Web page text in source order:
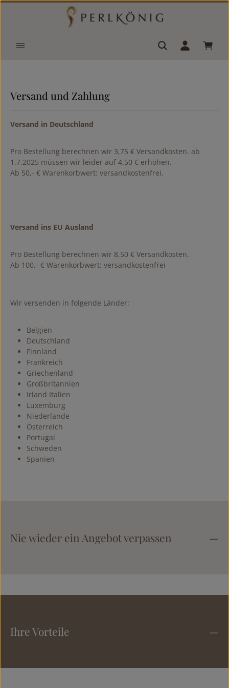
Zum Hauptinhalt springen
Versand und Zahlung
Versand in Deutschland
Pro Bestellung berechnen wir 3,75 € Versandkosten. ab
1.7.2025 müssen wir leider auf 4.50 € erhöhen.
Ab 50,- € Warenkorbwert: versandkostenfrei.
Versand ins EU Ausland
Pro Bestellung berechnen wir 8,50 € Versandkosten.
Ab 100,- € Warenkorbwert: versandkostenfrei
Wir versenden in folgende Länder:
Belgien
Deutschland
Finnland
Frankreich
Griechenland
Großbritannien
Irland Italien
Luxemburg
Niederlande
Österreich
Portugal
Schweden
Spanien
Nie wieder ein Angebot verpassen
Ihre Vorteile